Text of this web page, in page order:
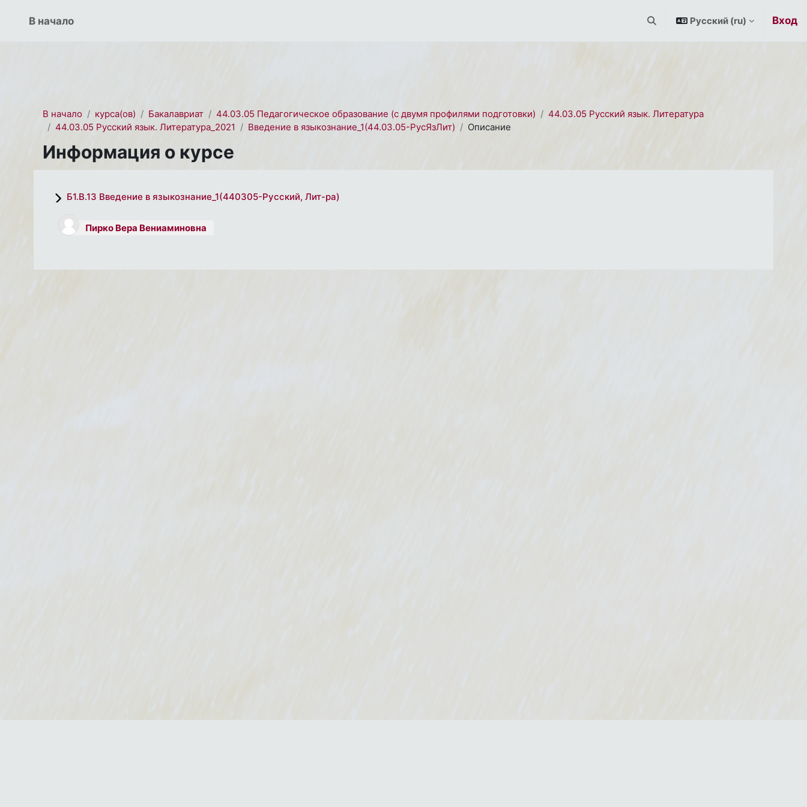
СЭО 2.0
В начало Изменить данные поисковой
Русский ‎(ru)‎ Вход
В начало курса(ов) Бакалавриат 44.03.05 Педагогическое образование (с двумя профилями подготовки)
44.03.05 Русский язык. Литература
44.03.05 Русский язык. Литература_2021
Введение в языкознание_1(44.03.05-РусЯзЛит) Описание
Информация о курсе
Б1.В.13 Введение в языкознание_1(440305-Русский, Лит-ра)
Пирко Вера Вениаминовна